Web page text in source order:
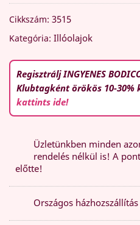
Cikkszám: 3515
Kategória: Illóolajok
Regisztrálj INGYENES
Klubtagként örökös 10-30%
kattints ide!
Üzletünkben minden
rendelés nélkül is! A
előtte!
Országos